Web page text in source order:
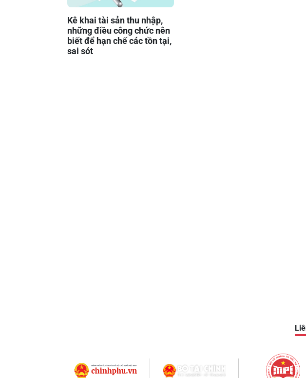
Kê khai tài sản thu nhập,
những điều công chức nên
biết để hạn chế các tồn tại,
sai sót